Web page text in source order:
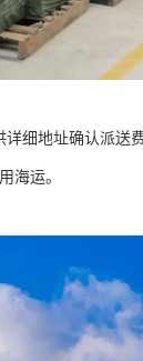
细地址确认派送
海运。